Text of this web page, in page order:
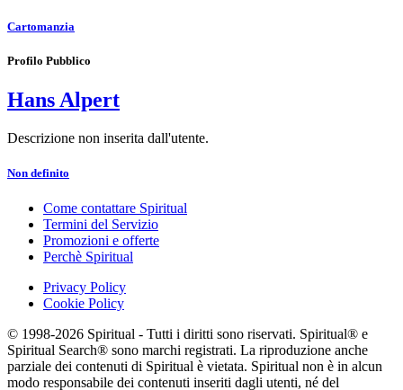
Cartomanzia
Profilo Pubblico
Hans Alpert
Descrizione non inserita dall'utente.
Non definito
Come contattare Spiritual
Termini del Servizio
Promozioni e offerte
Perchè Spiritual
Privacy Policy
Cookie Policy
© 1998-2026 Spiritual - Tutti i diritti sono riservati. Spiritual® e
Spiritual Search® sono marchi registrati. La riproduzione anche
parziale dei contenuti di Spiritual è vietata. Spiritual non è in alcun
modo responsabile dei contenuti inseriti dagli utenti, né del